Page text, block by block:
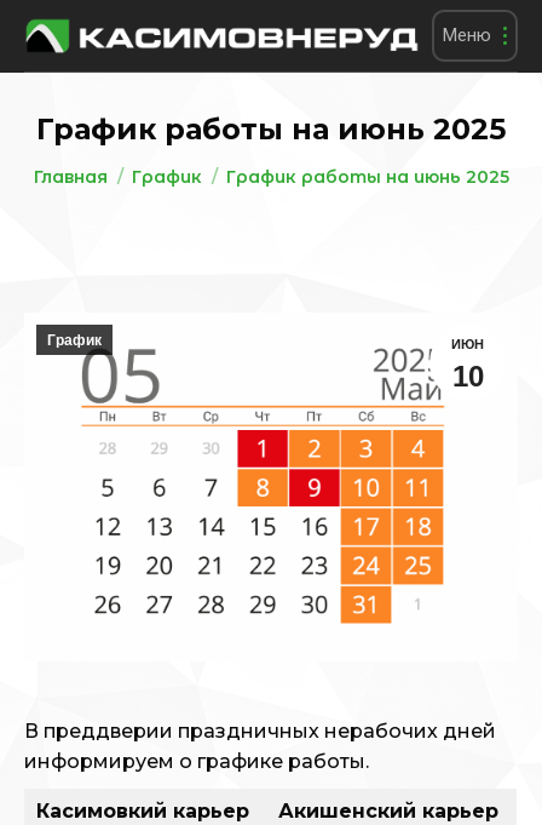
Меню
График работы на июнь 2025
Вы здесь:
Главная График График работы на июнь 2025
ИЮН
10
График
В преддверии праздничных нерабочих дней
информируем о графике работы.
Касимовкий карьер
Акишенский карьер